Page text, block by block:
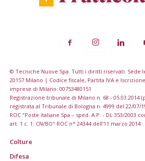
© Tecniche Nuove Spa. Tutti i diritti riservati. Sede
20157 Milano | Codice fiscale, Partita IVA e
imprese di Milano: 00753480151
Registrazione tribunale di Milano n. 68 - 05.03.2014
registrata al Tribunale di Bologna n. 4999 del 22/07/
ROC "Poste italiane Spa – sped. A.P. - DL 353/2003
art. 1 c. 1: CN/BO" ROC n° 24344 dell’11 marzo 2014
Colture
Difesa